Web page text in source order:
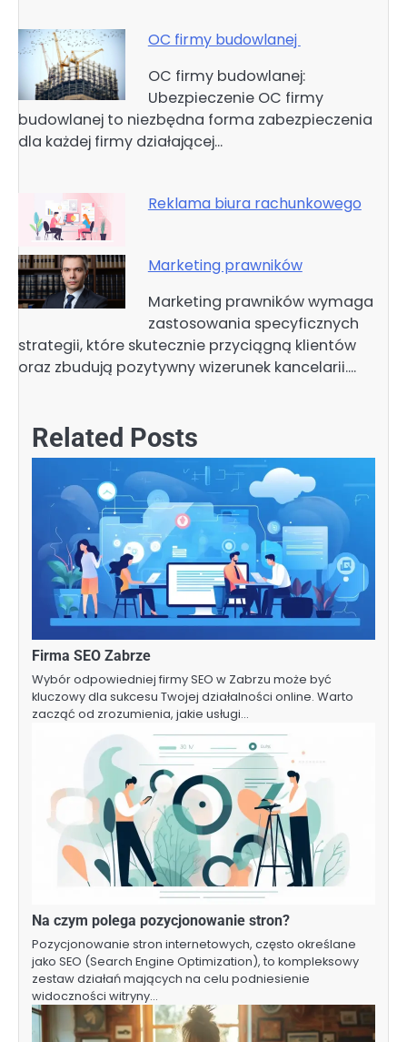
OC firmy budowlanej
OC firmy budowlanej:
Ubezpieczenie OC firmy
budowlanej to niezbędna forma zabezpieczenia
dla każdej firmy działającej…
Reklama biura rachunkowego
Marketing prawników
Marketing prawników wymaga
zastosowania specyficznych
strategii, które skutecznie przyciągną klientów
oraz zbudują pozytywny wizerunek kancelarii.…
Related Posts
Firma SEO Zabrze
Wybór odpowiedniej firmy SEO w Zabrzu może być
kluczowy dla sukcesu Twojej działalności online. Warto
zacząć od zrozumienia, jakie usługi…
Na czym polega pozycjonowanie stron?
Pozycjonowanie stron internetowych, często określane
jako SEO (Search Engine Optimization), to kompleksowy
zestaw działań mających na celu podniesienie
widoczności witryny…